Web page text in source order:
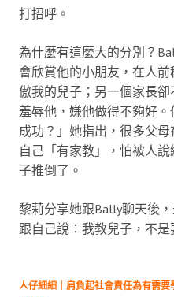
打招呼。
為什麼有這麼大的分別？
會欣賞他的小朋友，在人
傲我的兒子；另一個家長卻
羞辱他，嫌他做得不夠好
成功？」她指出，很多父
自己「有家教」，怕被人
子推倒了。
黎莉分享她跟Bally聊天後
跟自己說：我教兒子，不是
人仔細細｜肩負起社會責任為有需